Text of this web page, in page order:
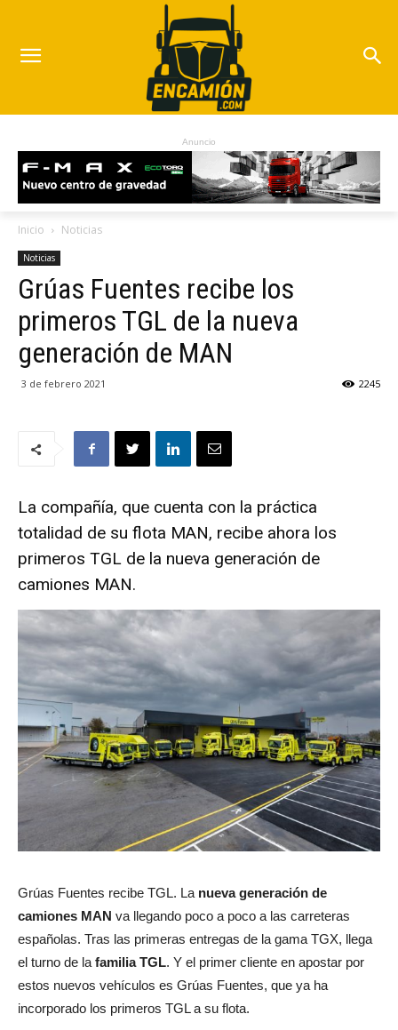
Anuncio
Inicio Noticias
Noticias
Grúas Fuentes recibe los
primeros TGL de la nueva
generación de MAN
3 de febrero 2021 2245
La compañía, que cuenta con la práctica
totalidad de su flota MAN, recibe ahora los
primeros TGL de la nueva generación de
camiones MAN.
Grúas Fuentes recibe TGL. La nueva generación de
camiones MAN va llegando poco a poco a las carreteras
españolas. Tras las primeras entregas de la gama TGX, llega
el turno de la familia TGL. Y el primer cliente en apostar por
estos nuevos vehículos es Grúas Fuentes, que ya ha
incorporado los primeros TGL a su flota.